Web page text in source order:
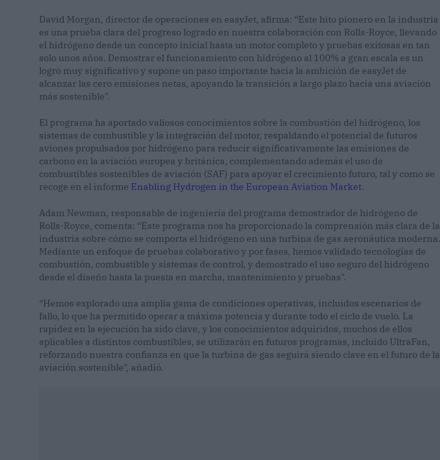
David Morgan, director de operaciones en easyJet, afirma: “Este hito pionero en la industria
es una prueba clara del progreso logrado en nuestra colaboración con Rolls-Royce, llevando
el hidrógeno desde un concepto inicial hasta un motor completo y pruebas exitosas en tan
solo unos años. Demostrar el funcionamiento con hidrógeno al 100% a gran escala es un
logro muy significativo y supone un paso importante hacia la ambición de easyJet de
alcanzar las cero emisiones netas, apoyando la transición a largo plazo hacia una aviación
más sostenible".
El programa ha aportado valiosos conocimientos sobre la combustión del hidrógeno, los
sistemas de combustible y la integración del motor, respaldando el potencial de futuros
aviones propulsados por hidrógeno para reducir significativamente las emisiones de
carbono en la aviación europea y británica, complementando además el uso de
combustibles sostenibles de aviación (SAF) para apoyar el crecimiento futuro, tal y como se
recoge en el informe Enabling Hydrogen in the European Aviation Market.
Adam Newman, responsable de ingeniería del programa demostrador de hidrógeno de
Rolls-Royce, comenta: “Este programa nos ha proporcionado la comprensión más clara de la
industria sobre cómo se comporta el hidrógeno en una turbina de gas aeronáutica moderna.
Mediante un enfoque de pruebas colaborativo y por fases, hemos validado tecnologías de
combustión, combustible y sistemas de control, y demostrado el uso seguro del hidrógeno
desde el diseño hasta la puesta en marcha, mantenimiento y pruebas".
“Hemos explorado una amplia gama de condiciones operativas, incluidos escenarios de
fallo, lo que ha permitido operar a máxima potencia y durante todo el ciclo de vuelo. La
rapidez en la ejecución ha sido clave, y los conocimientos adquiridos, muchos de ellos
aplicables a distintos combustibles, se utilizarán en futuros programas, incluido UltraFan,
reforzando nuestra confianza en que la turbina de gas seguirá siendo clave en el futuro de la
aviación sostenible", añadió.